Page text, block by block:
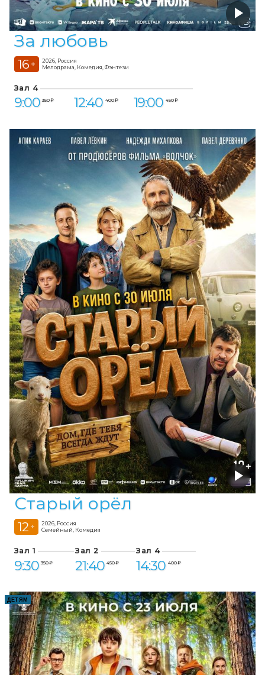
За любовь
16 +
2026, Россия
Мелодрама, Комедия, Фэнтези
Зал 4
9:00 350 ₽ 12:40 400 ₽ 19:00 450 ₽
Старый орёл
12 +
2026, Россия
Семейный, Комедия
Зал 1
9:30 350 ₽
Зал 2
21:40 450 ₽
Зал 4
14:30 400 ₽
ДЕТЯМ